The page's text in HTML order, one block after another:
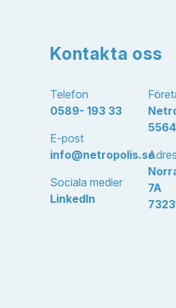
Kontakta oss
Telefon
0589- 193 33
E-post
info@netropolis.se
Sociala medier
LinkedIn
7A